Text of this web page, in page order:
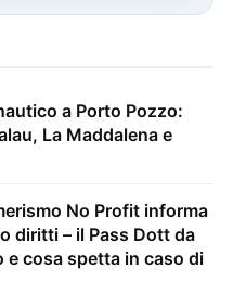
a Porto Pozzo:
La Maddalena e
No Profit informa
diritti – il Pass Dott da
cosa spetta in caso di